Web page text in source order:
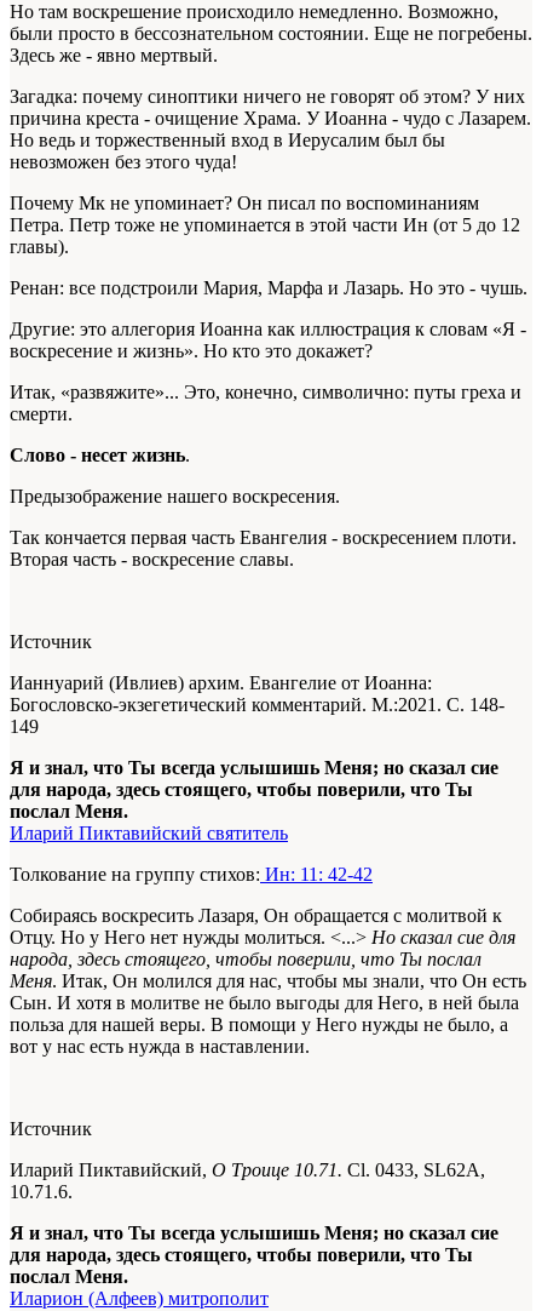
Но там воскрешение происходило немедленно. Возможно,
были просто в бессознательном состоянии. Еще не погребены.
Здесь же - явно мертвый.
Загадка: почему синоптики ничего не говорят об этом? У них
причина креста - очищение Храма. У Иоанна - чудо с Лазарем.
Но ведь и торжественный вход в Иерусалим был бы
невозможен без этого чуда!
Почему Мк не упоминает? Он писал по воспоминаниям
Петра. Петр тоже не упоминается в этой части Ин (от 5 до 12
главы).
Ренан: все подстроили Мария, Марфа и Лазарь. Но это - чушь.
Другие: это аллегория Иоанна как иллюстрация к словам «Я -
воскресение и жизнь». Но кто это докажет?
Итак, «развяжите»... Это, конечно, символично: путы греха и
смерти.
Слово - несет жизнь.
Предызображение нашего воскресения.
Так кончается первая часть Евангелия - воскресением плоти.
Вторая часть - воскресение славы.
Источник
Ианнуарий (Ивлиев) архим. Евангелие от Иоанна:
Богословско-экзегетический комментарий. М.:2021. С. 148-
149
Я и знал, что Ты всегда услышишь Меня; но сказал сие
для народа, здесь стоящего, чтобы поверили, что Ты
послал Меня.
Иларий Пиктавийский святитель
Толкование на группу стихов: Ин: 11: 42-42
Собираясь воскресить Лазаря, Он обращается с молитвой к
Отцу. Но у Него нет нужды молиться. <...> Но сказал сие для
народа, здесь стоящего, чтобы поверили, что Ты послал
Меня. Итак, Он молился для нас, чтобы мы знали, что Он есть
Сын. И хотя в молитве не было выгоды для Него, в ней была
польза для нашей веры. В помощи у Него нужды не было, а
вот у нас есть нужда в наставлении.
Источник
Иларий Пиктавийский, О Троице 10.71. Cl. 0433, SL62A,
10.71.6.
Я и знал, что Ты всегда услышишь Меня; но сказал сие
для народа, здесь стоящего, чтобы поверили, что Ты
послал Меня.
Иларион (Алфеев) митрополит